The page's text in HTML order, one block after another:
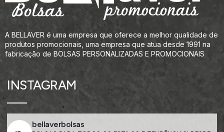
A BELLAVER é uma empresa que oferece a melhor qualidade de
produtos promocionais, uma empresa que atua desde 1991 na
fabricação de BOLSAS PERSONALIZADAS E PROMOCIONAIS
INSTAGRAM
bellaverbolsas